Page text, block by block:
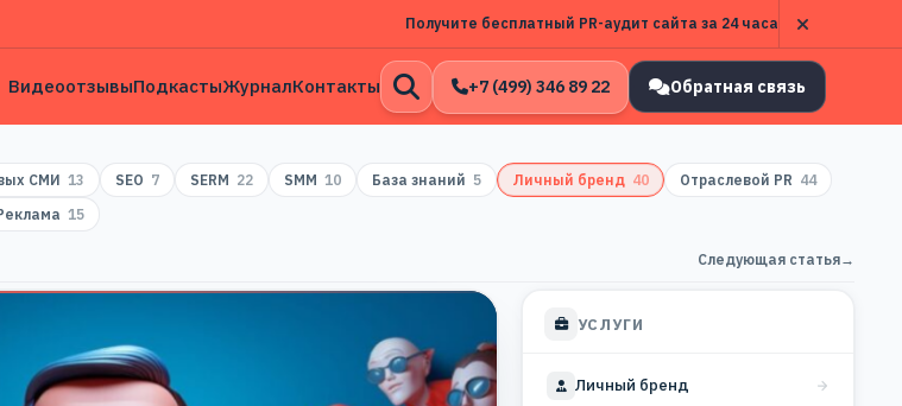
Получите бесплатный PR-аудит сайта за 24 часа
ВидеоотзывыПодкастыЖурналКонтакты
Открыть
поиск
+7 (499) 346 89 22 Обратная связь
СМИ 13 SEO 7 SERM 22 SMM 10 База знаний 5 Личный бренд 40 Отраслевой PR 44
15
Следующая статья→
УСЛУГИ
Личный бренд